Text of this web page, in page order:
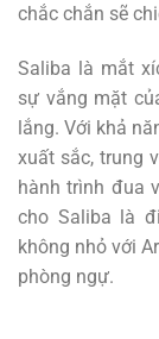
chắc chắn sẽ
Saliba là mắt
sự vắng mặt
lắng. Với khả
xuất sắc, trung
hành trình đua
cho Saliba là
không nhỏ với
phòng ngự.